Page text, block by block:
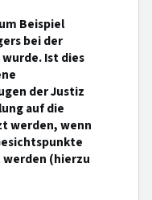
Beispiel
bei der
Ist dies
der Justiz
auf die
werden, wenn
(hierzu